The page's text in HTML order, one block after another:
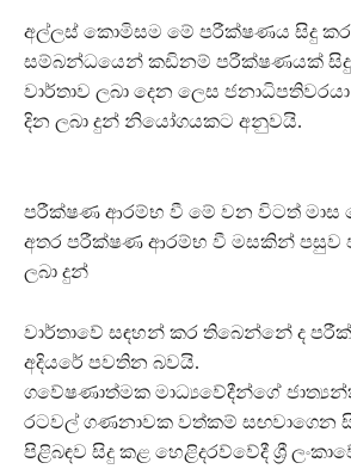
අල්ලස් කොමිසම මේ පරීක්ෂණය සිදු
සම්බන්ධයෙන් කඩිනම් පරීක්ෂණයක්
වාර්තාව ලබා දෙන ලෙස
දින ලබා දුන් නියෝගයකට අනුවයි.
පරීක්ෂණ ආරම්භ වී මේ වන විටත් මාස
අතර පරීක්ෂණ ආරම්භ වී මසකින් පසුව
ලබා දුන්
වාර්තාවේ සඳහන් කර තිබෙන්නේ ද
අදියරේ පවතින බවයි.
ගවේෂණාත්මක මාධ්‍යවේදීන්ගේ
රටවල් ගණනාවක වත්කම් සඟවාගෙන
පිළිබඳව සිදු කළ හෙළිදරව්වේදී ශ්‍රී